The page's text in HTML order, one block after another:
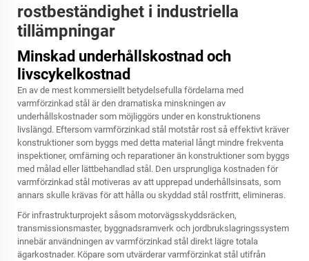
rostbeständighet i industriella
tillämpningar
Minskad underhållskostnad och
livscykelkostnad
En av de mest kommersiellt betydelsefulla fördelarna med
varmförzinkad stål är den dramatiska minskningen av
underhållskostnader som möjliggörs under en konstruktionens
livslängd. Eftersom varmförzinkad stål motstår rost så effektivt kräver
konstruktioner som byggs med detta material långt mindre frekventa
inspektioner, omfärning och reparationer än konstruktioner som byggs
med målad eller lättbehandlad stål. Den ursprungliga kostnaden för
varmförzinkad stål motiveras av att upprepad underhållsinsats, som
annars skulle krävas för att hålla ou skyddad stål rostfritt, elimineras.
För infrastrukturprojekt såsom motorvägsskyddsräcken,
transmissionsmaster, byggnadsramverk och jordbrukslagringssystem
innebär användningen av varmförzinkad stål direkt lägre totala
ägarkostnader. Köpare som utvärderar varmförzinkat stål utifrån